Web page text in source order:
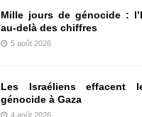
Mille jours de génocide :
au-delà des chiffres
5 août 2026
Les Israéliens effacent
génocide à Gaza
4 août 2026